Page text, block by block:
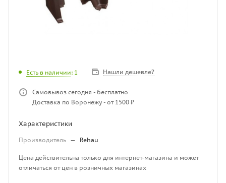
Есть в наличии: 1 Нашли дешевле?
Самовывоз сегодня - бесплатно
Доставка по Воронежу - от 1500 ₽
Характеристики
Производитель — Rehau
Цена действительна только для интернет-магазина и может
отличаться от цен в розничных магазинах